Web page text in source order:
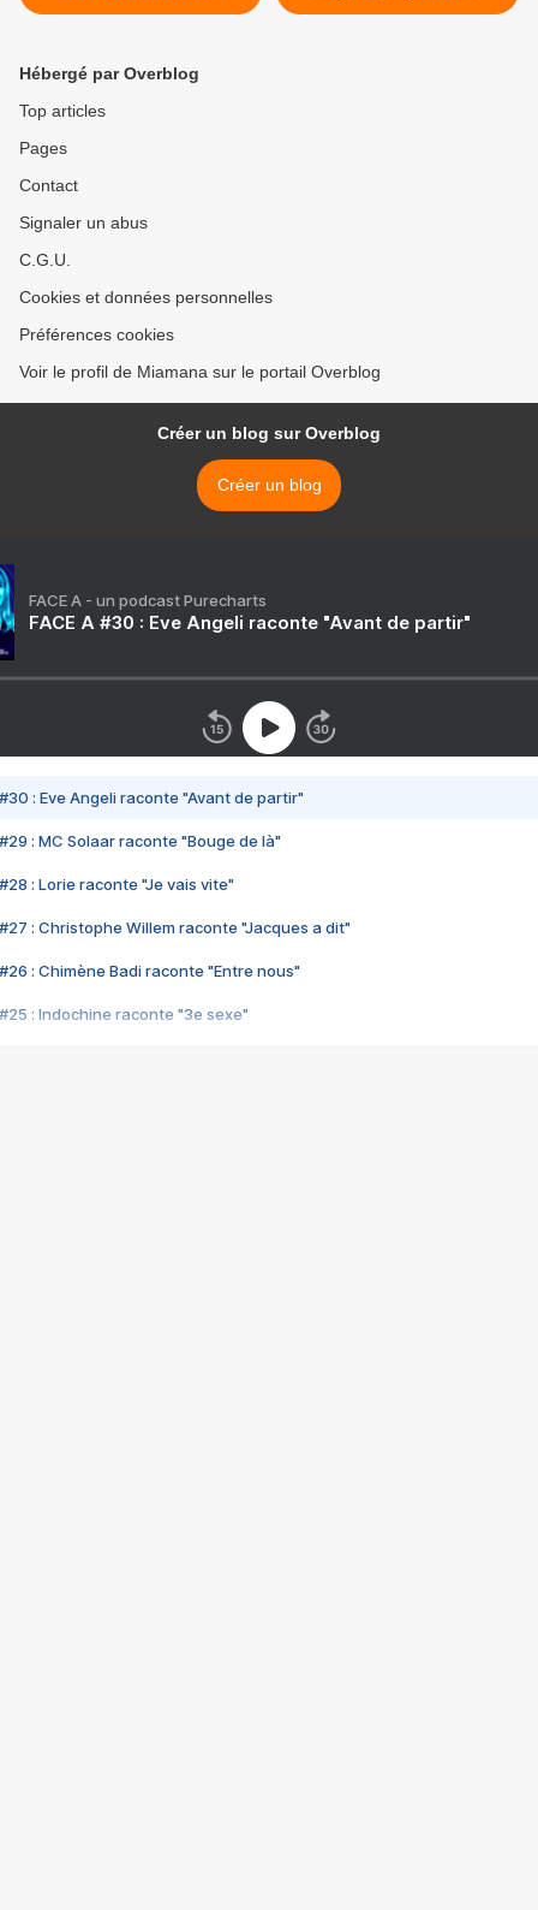
Hébergé par Overblog
Top articles
Pages
Contact
Signaler un abus
C.G.U.
Cookies et données personnelles
Préférences cookies
Voir le profil de Miamana sur le portail Overblog
Créer un blog sur Overblog
Créer un blog
FACE A - un podcast Purecharts
FACE A #30 : Eve Angeli raconte "Avant de partir"
#30 : Eve Angeli raconte "Avant de partir"
#29 : MC Solaar raconte "Bouge de là"
#28 : Lorie raconte "Je vais vite"
#27 : Christophe Willem raconte "Jacques a dit"
#26 : Chimène Badi raconte "Entre nous"
#25 : Indochine raconte "3e sexe"